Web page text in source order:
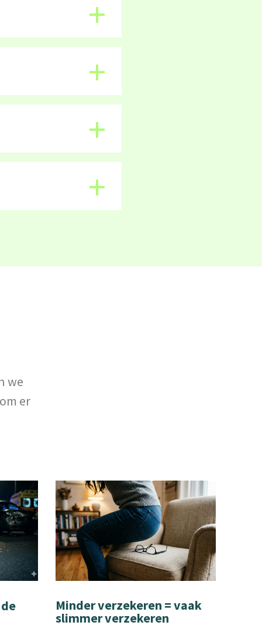
+
+
+
+
we
er
Minder verzekeren = vaak
slimmer verzekeren